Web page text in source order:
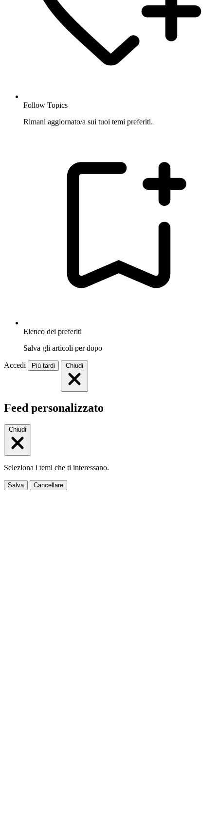
Follow Topics
Rimani aggiornato/a sui tuoi temi preferiti.
Elenco dei preferiti
Salva gli articoli per dopo
Accedi Più tardi Chiudi
Feed personalizzato
Chiudi
Seleziona i temi che ti interessano.
Salva Cancellare